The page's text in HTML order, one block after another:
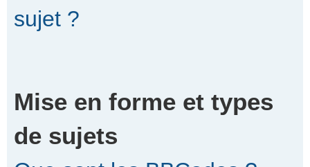
sujet ?
Mise en forme et types
de sujets